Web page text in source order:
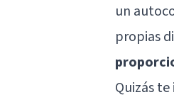
un
propias
Quizás